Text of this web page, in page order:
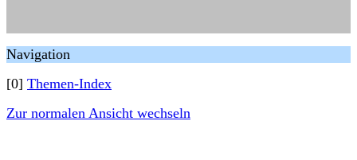
Navigation
[0] Themen-Index
Zur normalen Ansicht wechseln